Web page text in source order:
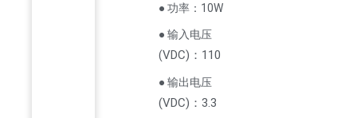
● 功率：10W
● 输入电压
(VDC)：110
● 输出电压
(VDC) ：3.3